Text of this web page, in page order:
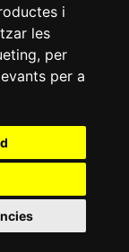
i
les
, per
per a
Tarragona